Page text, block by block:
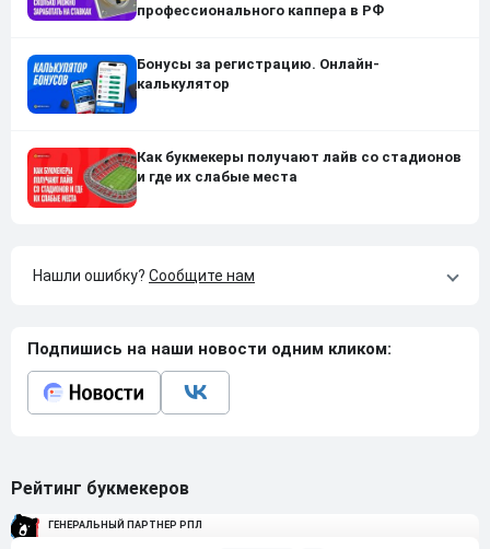
профессионального каппера в РФ
Бонусы за регистрацию. Онлайн-
калькулятор
Как букмекеры получают лайв со стадионов
и где их слабые места
Нашли ошибку? Сообщите нам
Подпишись на наши новости одним кликом:
Рейтинг букмекеров
ГЕНЕРАЛЬНЫЙ ПАРТНЕР РПЛ